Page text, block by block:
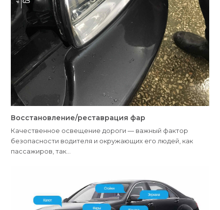
Восстановление/реставрация фар
Качественное освещение дороги — важный фактор
безопасности водителя и окружающих его людей, как
пассажиров, так…